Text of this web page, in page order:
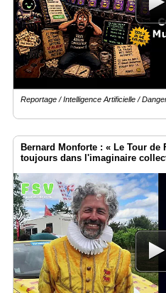
Reportage / Intelligence Artificielle /
Bernard Monforte : « Le Tour de
toujours dans l'imaginaire